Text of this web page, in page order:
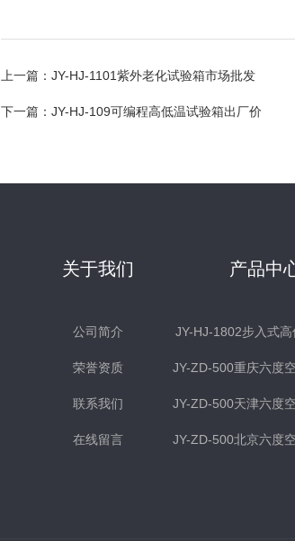
上一篇： JY-HJ-1101紫外老化试验箱市场批发
下一篇： JY-HJ-109可编程高低温试验箱出厂价
关于我们
公司简介
荣誉资质
联系我们
在线留言
产品中
JY-HJ-1802步入式